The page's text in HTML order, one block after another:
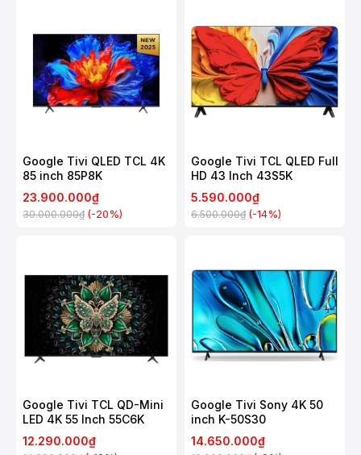
Google Tivi QLED TCL 4K
85 inch 85P8K
23.900.000₫
30.000.000₫ (-20%)
Google Tivi TCL QLED Full
HD 43 Inch 43S5K
5.590.000₫
6.500.000₫ (-14%)
Google Tivi TCL QD-Mini
LED 4K 55 Inch 55C6K
12.290.000₫
Google Tivi Sony 4K 50
inch K-50S30
14.650.000₫